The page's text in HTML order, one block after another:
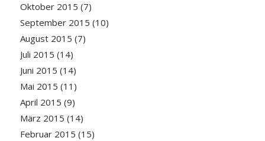
Oktober 2015 (7)
September 2015 (10)
August 2015 (7)
Juli 2015 (14)
Juni 2015 (14)
Mai 2015 (11)
April 2015 (9)
März 2015 (14)
Februar 2015 (15)